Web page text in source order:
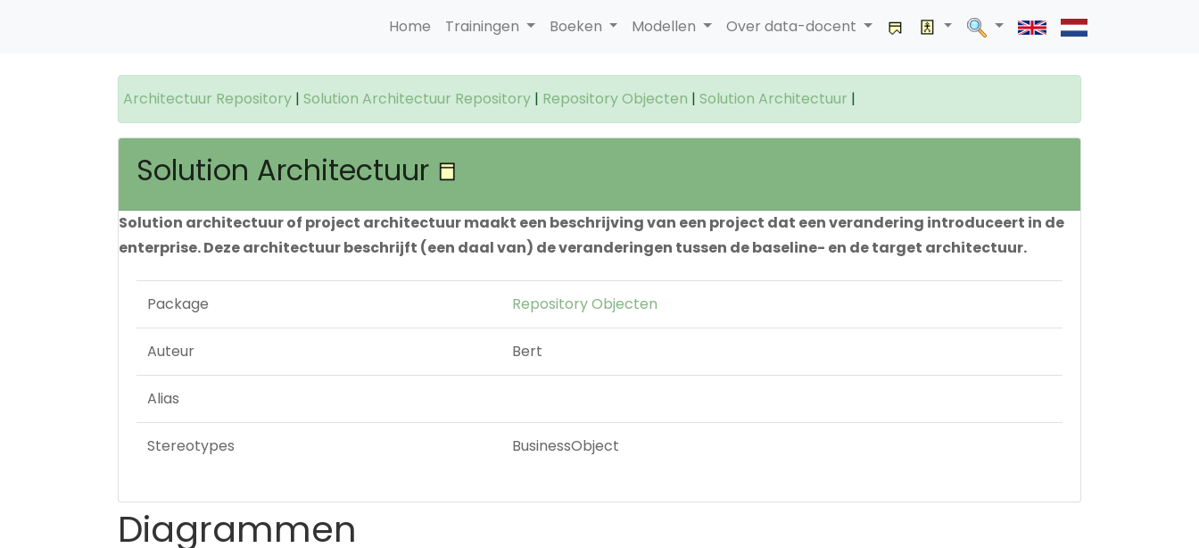
Home Trainingen Boeken Modellen Over data-docent
Architectuur Repository | Solution Architectuur Repository | Repository Objecten | Solution Architectuur |
Solution Architectuur
Solution architectuur of project architectuur maakt een beschrijving van een project dat een verandering introduceert in de
enterprise. Deze architectuur beschrijft (een daal van) de veranderingen tussen de baseline- en de target architectuur.
Package Repository Objecten
Auteur Bert
Alias
Stereotypes BusinessObject
Diagrammen